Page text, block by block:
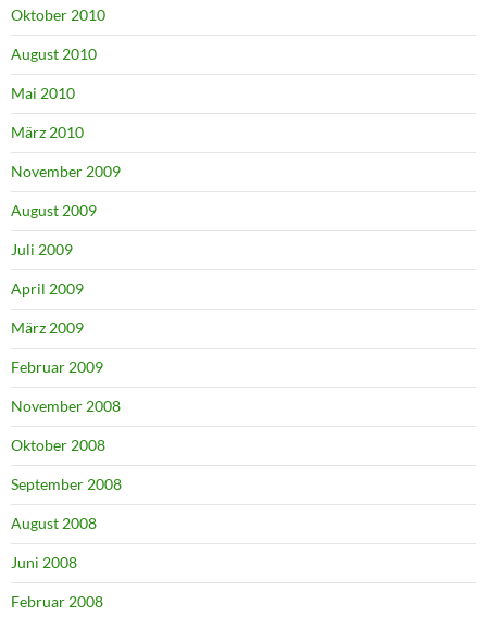
Oktober 2010
August 2010
Mai 2010
März 2010
November 2009
August 2009
Juli 2009
April 2009
März 2009
Februar 2009
November 2008
Oktober 2008
September 2008
August 2008
Juni 2008
Februar 2008